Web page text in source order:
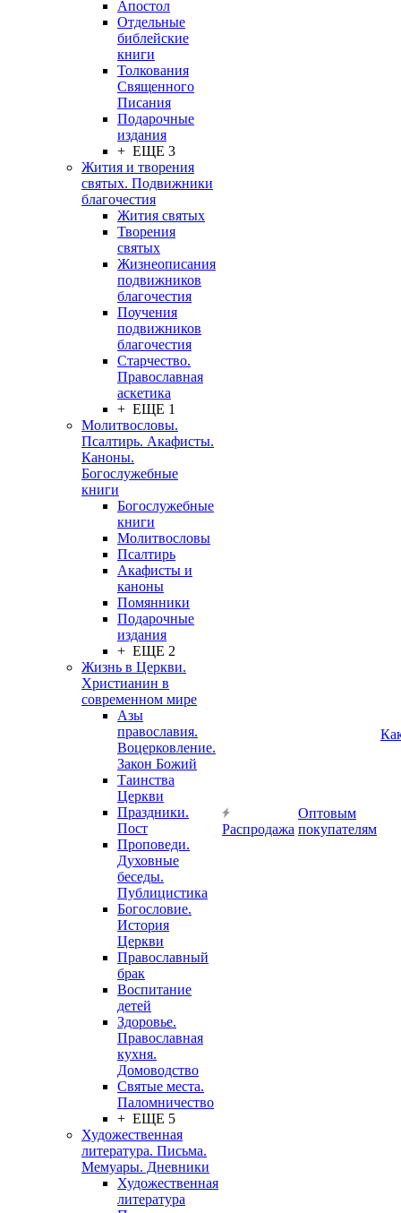
Апостол
Отдельные
библейские
книги
Толкования
Священного
Писания
Подарочные
издания
+ ЕЩЕ 3
Жития и творения
святых. Подвижники
благочестия
Жития святых
Творения
святых
Жизнеописания
подвижников
благочестия
Поучения
подвижников
благочестия
Старчество.
Православная
аскетика
+ ЕЩЕ 1
Молитвословы.
Псалтирь. Акафисты.
Каноны.
Богослужебные
книги
Богослужебные
книги
Молитвословы
Псалтирь
Акафисты и
каноны
Помянники
Подарочные
издания
+ ЕЩЕ 2
Жизнь в Церкви.
Христианин в
современном мире
Азы
православия.
Воцерковление.
Закон Божий
Таинства
Церкви
Праздники.
Пост
Проповеди.
Духовные
беседы.
Публицистика
Богословие.
История
Церкви
Православный
брак
Воспитание
детей
Здоровье.
Православная
кухня.
Домоводство
Святые места.
Паломничество
+ ЕЩЕ 5
Художественная
литература. Письма.
Мемуары. Дневники
Художественная
литература
Распродажа
Оптовым
покупателям